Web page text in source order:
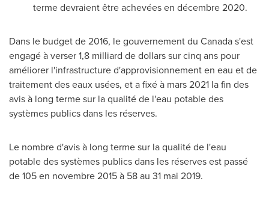
terme devraient être achevées en décembre 2020.
Dans le budget de 2016, le gouvernement du Canadas'est
engagé à verser 1,8 milliard de dollars sur cinq ans pour
améliorer l'infrastructure d'approvisionnement en eau et de
traitement des eaux usées, et a fixé à mars 2021 la fin des
avis à long terme sur la qualité de l'eau potable des
systèmes publics dans les réserves.
Le nombre d'avis à long terme sur la qualité de l'eau
potable des systèmes publics dans les réserves est passé
de 105 en novembre 2015 à 58 au 31 mai 2019.